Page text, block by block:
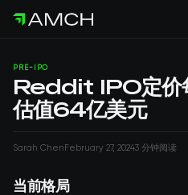
PRE-IPO
Reddit IPO定价
估值64亿美元
Sarah ChenFebruary 27, 20243 分钟阅读
当前格局